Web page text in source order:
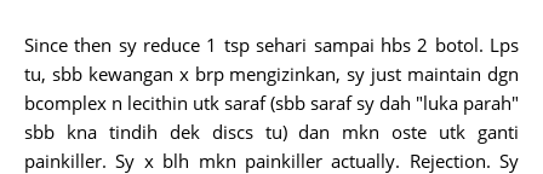
Since then sy reduce 1 tsp sehari sampai hbs 2 botol. Lps
tu, sbb kewangan x brp mengizinkan, sy just maintain dgn
bcomplex n lecithin utk saraf (sbb saraf sy dah "luka parah"
sbb kna tindih dek discs tu) dan mkn oste utk ganti
painkiller. Sy x blh mkn painkiller actually. Rejection. Sy